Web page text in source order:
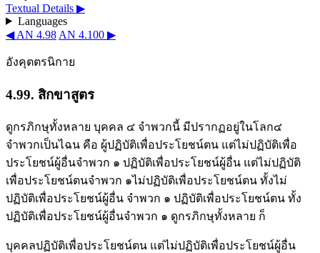
Textual Details ▶
Languages
◀ AN 4.98 AN 4.100 ▶
อังคุตตรนิกาย
4.99. สิกขาสูตร
ดูกรภิกษุทั้งหลาย บุคคล ๔ จำพวกนี้ มีปรากฏอยู่ในโลก๔
จำพวกเป็นไฉน คือ ผู้ปฏิบัติเพื่อประโยชน์ตน แต่ไม่ปฏิบัติเพื่อ
ประโยชน์ผู้อื่นจำพวก ๑ ปฏิบัติเพื่อประโยชน์ผู้อื่น แต่ไม่ปฏิบัติ
เพื่อประโยชน์ตนจำพวก ๑ไม่ปฏิบัติเพื่อประโยชน์ตน ทั้งไม่
ปฏิบัติเพื่อประโยชน์ผู้อื่น จำพวก ๑ ปฏิบัติเพื่อประโยชน์ตน ทั้ง
ปฏิบัติเพื่อประโยชน์ผู้อื่นจำพวก ๑ ดูกรภิกษุทั้งหลาย ก็
บุคคลปฏิบัติเพื่อประโยชน์ตน แต่ไม่ปฏิบัติเพื่อประโยชน์ผู้อื่น